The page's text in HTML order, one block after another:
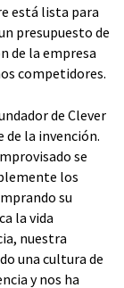
está lista para
presupuesto de
de la empresa
competidores.
de Clever
de la invención.
se
los
su
la vida
nuestra
una cultura de
y nos ha